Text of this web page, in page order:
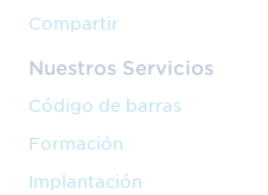
Compartir
Nuestros Servicios
Código de barras
Formación
Implantación